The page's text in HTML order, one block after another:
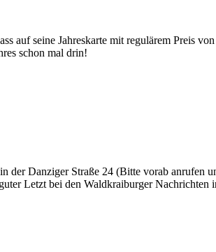
auf seine Jahreskarte mit regulärem Preis
schon mal drin!
der Danziger Straße 24 (Bitte vorab anrufen
Letzt bei den Waldkraiburger Nachrichten